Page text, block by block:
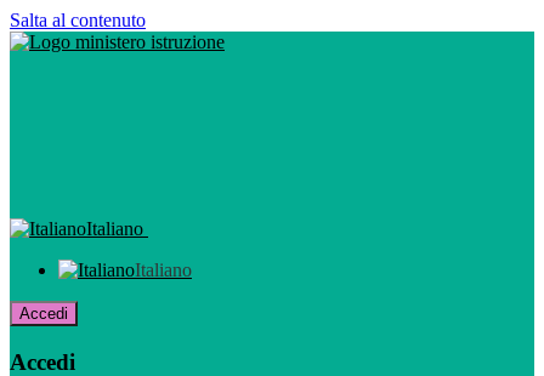
Salta al contenuto
Italiano
Italiano
Accedi
Accedi